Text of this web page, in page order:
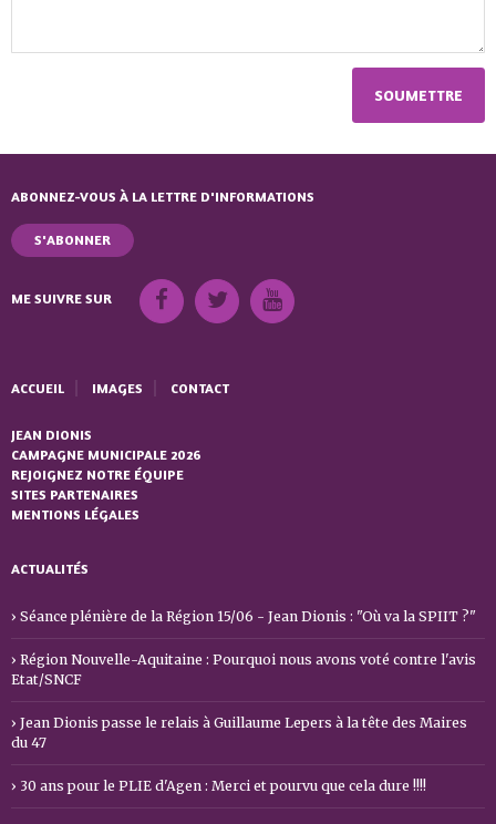
ABONNEZ-VOUS À LA LETTRE D'INFORMATIONS
S'ABONNER
ME SUIVRE SUR
ACCUEIL IMAGES CONTACT
JEAN DIONIS
CAMPAGNE MUNICIPALE 2026
REJOIGNEZ NOTRE ÉQUIPE
SITES PARTENAIRES
MENTIONS LÉGALES
ACTUALITÉS
Séance plénière de la Région 15/06 - Jean Dionis : "Où va la SPIIT ?"
Région Nouvelle-Aquitaine : Pourquoi nous avons voté contre l'avis
Etat/SNCF
Jean Dionis passe le relais à Guillaume Lepers à la tête des Maires
du 47
30 ans pour le PLIE d'Agen : Merci et pourvu que cela dure !!!!